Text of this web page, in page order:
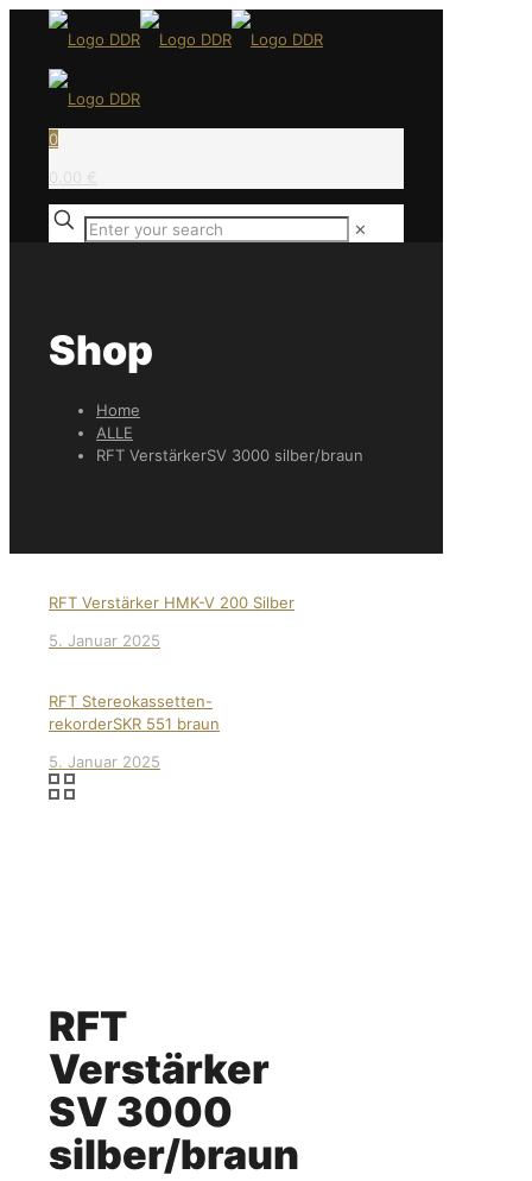
0
0,00 €
✕
Shop
Home
ALLE
RFT VerstärkerSV 3000 silber/braun
RFT Verstärker HMK-V 200 Silber
5. Januar 2025
RFT Stereokassetten-
rekorderSKR 551 braun
5. Januar 2025
RFT
Verstärker
SV 3000
silber/braun